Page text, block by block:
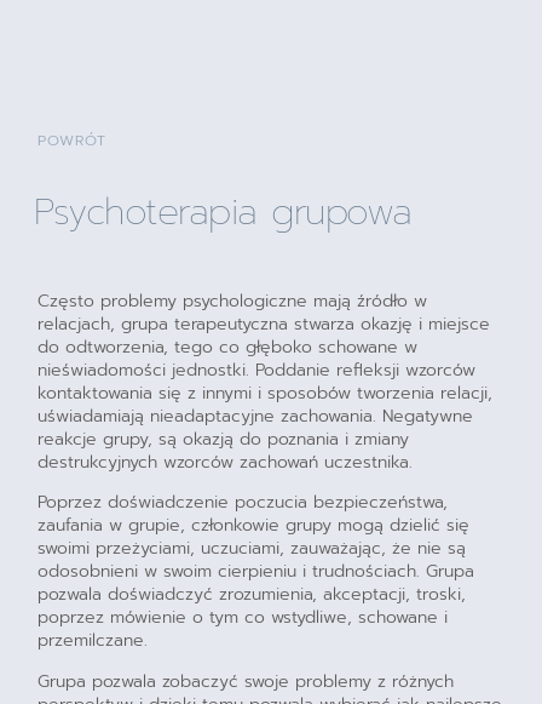
POWRÓT
Psychoterapia grupowa
Często problemy psychologiczne mają źródło w
relacjach, grupa terapeutyczna stwarza okazję i miejsce
do odtworzenia, tego co głęboko schowane w
nieświadomości jednostki. Poddanie refleksji wzorców
kontaktowania się z innymi i sposobów tworzenia relacji,
uświadamiają nieadaptacyjne zachowania. Negatywne
reakcje grupy, są okazją do poznania i zmiany
destrukcyjnych wzorców zachowań uczestnika.
Poprzez doświadczenie poczucia bezpieczeństwa,
zaufania w grupie, członkowie grupy mogą dzielić się
swoimi przeżyciami, uczuciami, zauważając, że nie są
odosobnieni w swoim cierpieniu i trudnościach. Grupa
pozwala doświadczyć zrozumienia, akceptacji, troski,
poprzez mówienie o tym co wstydliwe, schowane i
przemilczane.
Grupa pozwala zobaczyć swoje problemy z różnych